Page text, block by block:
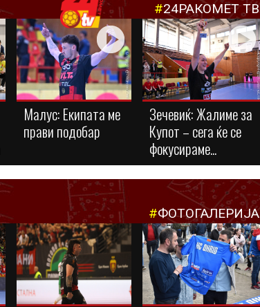
#24РАКОМЕТ ТВ
Малус: Eкипата ме
прави подобар
Зечевиќ: Жалиме за
Купот – сега ќе се
фокусираме...
#ФОТОГАЛЕРИЈА